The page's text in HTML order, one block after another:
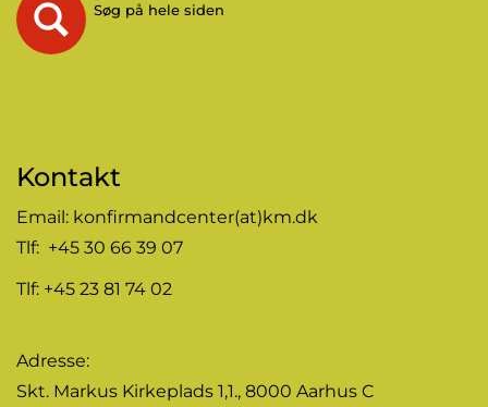
Søg på hele siden
Kontakt
Email: konfirmandcenter(at)km.dk
Tlf: +45 30 66 39 07
Tlf: +45 23 81 74 02
Adresse:
Skt. Markus Kirkeplads 1,1., 8000 Aarhus C